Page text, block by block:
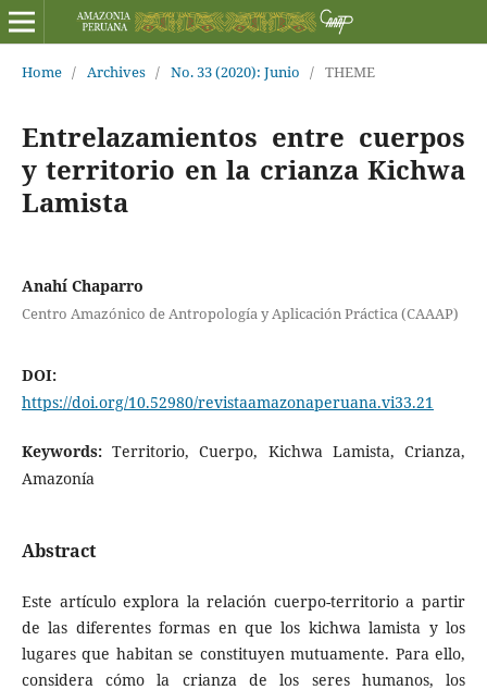
Home / Archives / No. 33 (2020): Junio / THEME
Entrelazamientos entre cuerpos
y territorio en la crianza Kichwa
Lamista
Anahí Chaparro
Centro Amazónico de Antropología y Aplicación Práctica (CAAAP)
DOI:
https://doi.org/10.52980/revistaamazonaperuana.vi33.21
Keywords:Territorio, Cuerpo, Kichwa Lamista, Crianza,
Amazonía
Abstract
Este artículo explora la relación cuerpo-territorio a partir
de las diferentes formas en que los kichwa lamista y los
lugares que habitan se constituyen mutuamente. Para ello,
considera cómo la crianza de los seres humanos, los